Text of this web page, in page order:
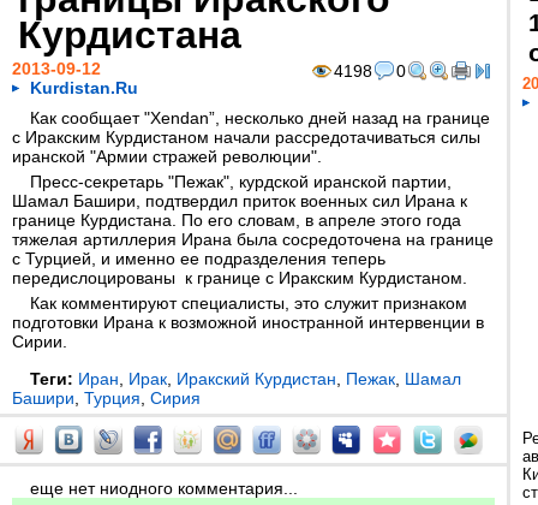
Курдистана
4198 0
2013-09-12
Kurdistan.Ru
Как сообщает "Xendan”, несколько дней назад на границе
с Иракским Курдистаном начали рассредотачиваться силы
иранской "Армии стражей революции".
Пресс-секретарь "Пежак", курдской иранской партии,
Шамал Башири, подтвердил приток военных сил Ирана к
границе Курдистана. По его словам, в апреле этого года
тяжелая артиллерия Ирана была сосредоточена на границе
с Турцией, и именно ее подразделения теперь
передислоцированы к границе с Иракским Курдистаном.
Как комментируют специалисты, это служит признаком
подготовки Ирана к возможной иностранной интервенции в
Сирии.
Теги: Иран Ирак Иракский Курдистан Пежак Шамал
Башири Турция Сирия
еще нет ниодного комментария...